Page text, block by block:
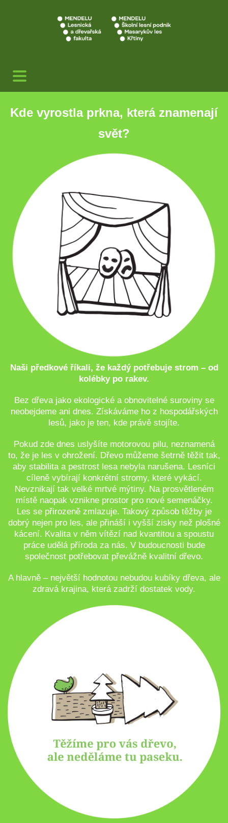
Kde vyrostla prkna, která znamenají
svět?
Naši předkové říkali, že každý potřebuje strom – od
kolébky po rakev.
Bez dřeva jako ekologické a obnovitelné suroviny se
neobejdeme ani dnes. Získáváme ho z hospodářských
lesů, jako je ten, kde právě stojíte.
Pokud zde dnes uslyšíte motorovou pilu, neznamená
to, že je les v ohrožení. Dřevo můžeme šetrně těžit tak,
aby stabilita a pestrost lesa nebyla narušena. Lesníci
cíleně vybírají konkrétní stromy, které vykácí.
Nevznikají tak velké mrtvé mýtiny. Na prosvětleném
místě naopak vznikne prostor pro nové semenáčky.
Les se přirozeně zmlazuje. Takový způsob těžby je
dobrý nejen pro les, ale přináší i vyšší zisky než plošné
kácení. Kvalita v něm vítězí nad kvantitou a spoustu
práce udělá příroda za nás. V budoucnosti bude
společnost potřebovat převážně kvalitní dřevo.
A hlavně – největší hodnotou nebudou kubíky dřeva, ale
zdravá krajina, která zadrží dostatek vody.